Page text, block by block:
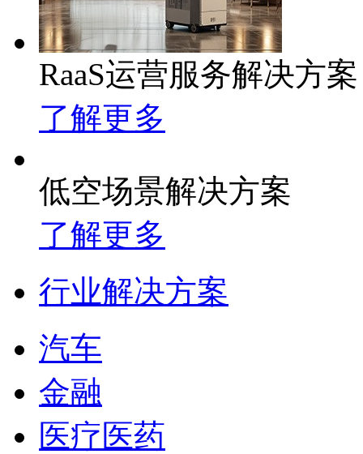
RaaS运营服务解决方案
了解更多
低空场景解决方案
了解更多
行业解决方案
汽车
金融
医疗医药